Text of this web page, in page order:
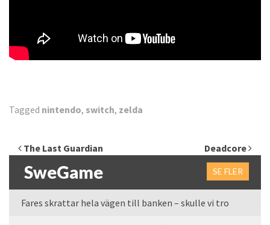
Tagged nintendo, switch, zelda
Inläggsnavigering
The Last Guardian Deadcore
SweGame SE FLER
Fares skrattar hela vägen till banken – skulle vi tro